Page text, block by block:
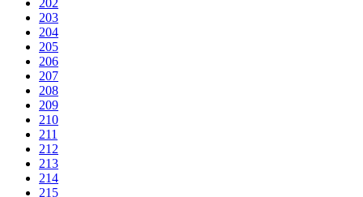
202
203
204
205
206
207
208
209
210
211
212
213
214
215